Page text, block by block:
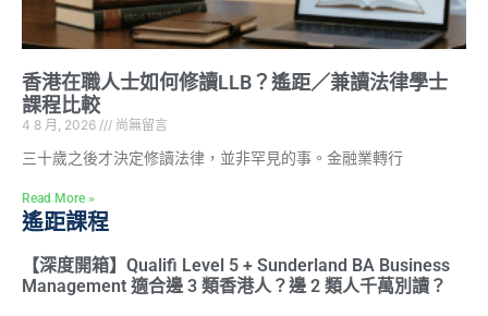
香港在職人士如何修讀LLB？遙距／兼讀法律學士
課程比較
4 8 月, 2026 尚無留言
三十歲之後才決定修讀法律，並非罕見的事。金融業轉行
Read More »
遙距課程
【深度開箱】Qualifi Level 5 + Sunderland BA Business
Management 適合邊 3 類香港人？邊 2 類人千萬別讀？